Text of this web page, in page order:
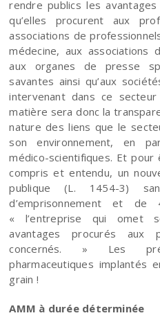
rendre publics les
qu’elles procurent aux
associations de
médecine, aux associations
aux organes de presse
savantes ainsi qu’aux
intervenant dans ce
matière sera donc la
nature des liens que le
son environnement, en
médico-scientifiques. Et
compris et entendu, un
publique (L. 1454-3)
d’emprisonnement et de
« l’entreprise qui omet
avantages procurés aux
concernés. » Les
pharmaceutiques implantés
grain !
AMM à durée déterminée